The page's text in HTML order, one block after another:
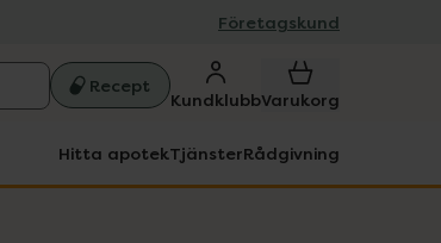
Företagskund
Recept
KundklubbVarukorg
Hitta apotekTjänsterRådgivning